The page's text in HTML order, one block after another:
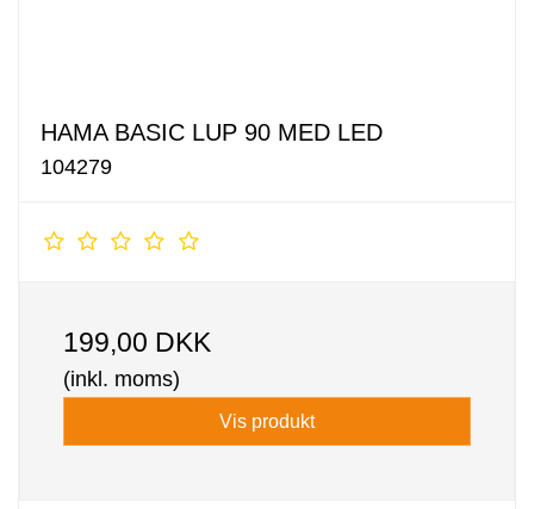
HAMA BASIC LUP 90 MED LED
104279
199,00 DKK
(inkl. moms)
Vis produkt